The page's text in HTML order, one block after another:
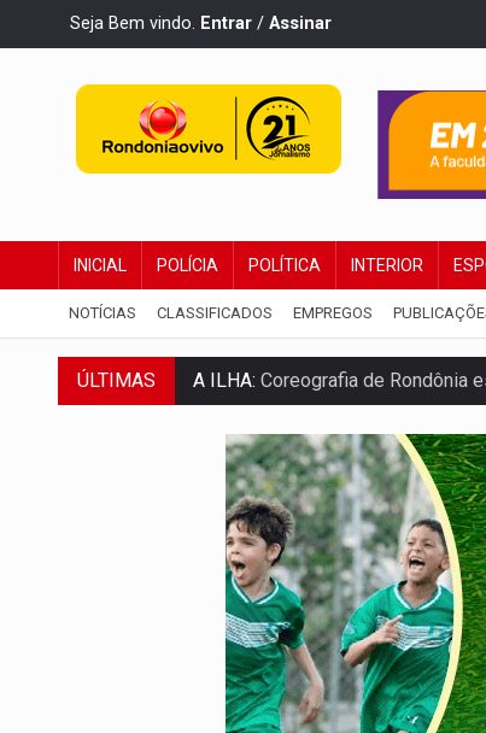
Seja Bem vindo. Entrar / Assinar
INICIAL POLÍCIA POLÍTICA INTERIOR
NOTÍCIAS CLASSIFICADOS EMPREGOS
ÚLTIMAS
A ILHA:Coreografia de Rondônia
ELEIÇÕES 2026:Sgt. Mouza
JUDICIÁRIO:Sinjur parabeniza
Publicação Legal:AVISO DE
BR-364:Polícia apreende mais de
EMOCIONE:PRESENTES:
VOVÔ LADRÃO:Idoso é filmado
JUSTIÇA:Comarca de Nova
ADAILTON FÚRIA:Assessoria